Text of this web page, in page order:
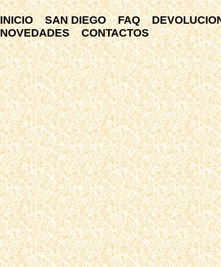
INICIO SAN DIEGO FAQ
NOVEDADES
CONTACTOS